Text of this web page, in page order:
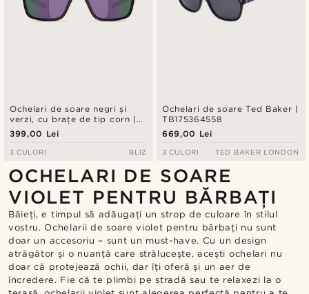
Ochelari de soare negri și
verzi, cu brațe de tip corn |
Bliz 0ZB7017
399,00 Lei
3 CULORI BLIZ
Ochelari de soare Ted Baker |
TB175364558
669,00 Lei
3 CULORI TED BAKER LONDON
OCHELARI DE SOARE
VIOLET PENTRU BĂRBAȚI
Băieți, e timpul să adăugați un strop de culoare în stilul
vostru. Ochelarii de soare violet pentru bărbați nu sunt
doar un accesoriu – sunt un must-have. Cu un design
atrăgător și o nuanță care strălucește, acești ochelari nu
doar că protejează ochii, dar îți oferă și un aer de
încredere. Fie că te plimbi pe stradă sau te relaxezi la o